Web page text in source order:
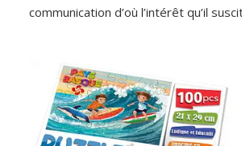
communication d’où l’intérêt qu’il